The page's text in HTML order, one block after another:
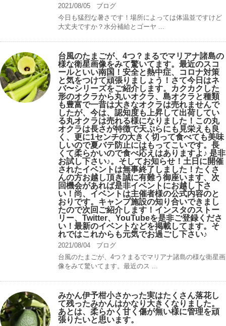
2021/08/05
ブログ
今日も猛烈な暑さです！場所によっては体温並ですけど
大丈夫ですか？水分補給とゴーヤ ...
台風のたまごが、4つ？まるでマリアナ諸島の
様な衛星画像をみて驚いてます。最近のスコ
ールといい南国！安全と熱中症、コロナ対策
と気をつけて頑張りましょう！さて今日はネ
バ〜シリーズをご紹介します。カクカクした
形のオクラから丸いオクラ、島オクラと種類
も豊富で一昔は大きなオクラは売れませんで
したが、今は、認知度も上昇して出荷してい
る丸オクラは売れる様になりました！この丸
オクラは長さが特徴で天ぷらにも見栄えも良
く、更に1センチの大きく切って食べても美味
しいので夏バテ防止にはもってこいです。長
くて柔らかいので食べ応えはありますよ♪ 是非
お試し下さい♪。そしてお知らせ！土日に開催
されたイベントは無事終了しました！たくさ
んの方お越し頂き誠に有難う御座います、次
回機会があれば是非イベントにお越し下さ
い！尚、イベントは主催者様の公式内容のと
おりです。キャンプ️施設の知り合いできまし
たので次回ご紹介します！インスタのストー
リー、Twitter、YouTubeを是非ご登録くださ
い！最新のイベントなどを掲載してます。そ
れではこれからも元気でお過ごし下さい♪
2021/08/04
ブログ
台風のたまごが、4つ？まるでマリアナ諸島の様な衛星画
像をみて驚いてます。最近のス ...
みかん伊予柑小さかった実はたくさん落花し
て残ったみかんはかなり大きくなりました。
あとは、柔らかく甘く傷が無い様に管理を頑
張りたいと思います。